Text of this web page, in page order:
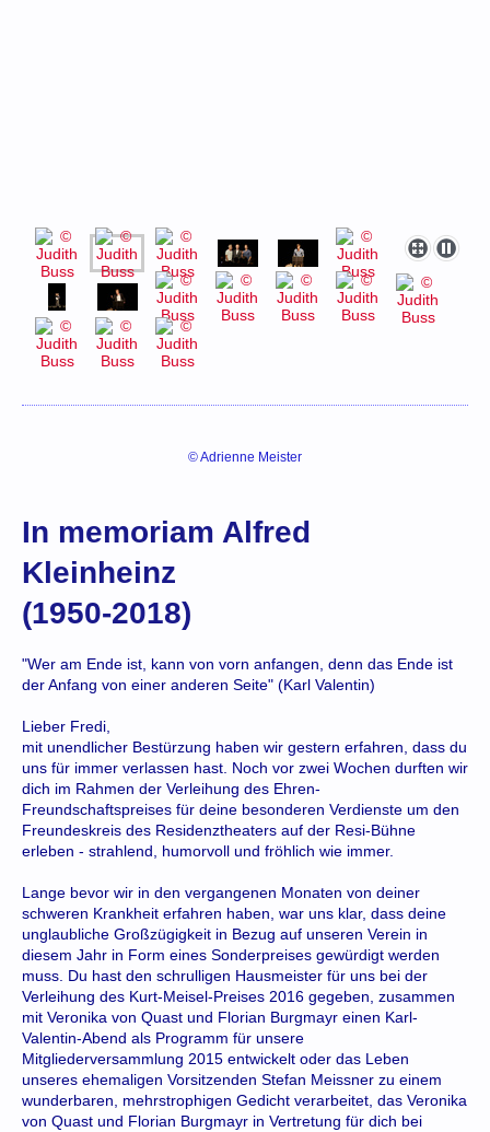
© Adrienne Meister
In memoriam Alfred
Kleinheinz
(1950-2018)
"Wer am Ende ist, kann von vorn anfangen, denn das Ende ist
der Anfang von einer anderen Seite" (Karl Valentin)
Lieber Fredi,
mit unendlicher Bestürzung haben wir gestern erfahren, dass du
uns für immer verlassen hast. Noch vor zwei Wochen durften wir
dich im Rahmen der Verleihung des Ehren-
Freundschaftspreises für deine besonderen Verdienste um den
Freundeskreis des Residenztheaters auf der Resi-Bühne
erleben - strahlend, humorvoll und fröhlich wie immer.
Lange bevor wir in den vergangenen Monaten von deiner
schweren Krankheit erfahren haben, war uns klar, dass deine
unglaubliche Großzügigkeit in Bezug auf unseren Verein in
diesem Jahr in Form eines Sonderpreises gewürdigt werden
muss. Du hast den schrulligen Hausmeister für uns bei der
Verleihung des Kurt-Meisel-Preises 2016 gegeben, zusammen
mit Veronika von Quast und Florian Burgmayr einen Karl-
Valentin-Abend als Programm für unsere
Mitgliederversammlung 2015 entwickelt oder das Leben
unseres ehemaligen Vorsitzenden Stefan Meissner zu einem
wunderbaren, mehrstrophigen Gedicht verarbeitet, das Veronika
von Quast und Florian Burgmayr in Vertretung für dich bei